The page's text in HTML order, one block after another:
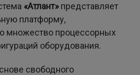
«Атлант»представляет
платформу,
процессорных
оборудования.
свободного